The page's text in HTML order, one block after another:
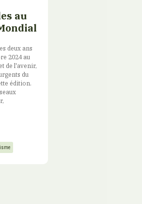
au
deux ans
2024 au
de l'avenir,
du
édition.